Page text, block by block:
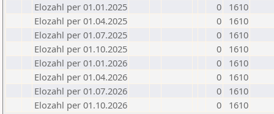
Elozahl per 01.01.2025
0
1610
Elozahl per 01.04.2025
0
1610
Elozahl per 01.07.2025
0
1610
Elozahl per 01.10.2025
0
1610
Elozahl per 01.01.2026
0
1610
Elozahl per 01.04.2026
0
1610
Elozahl per 01.07.2026
0
1610
Elozahl per 01.10.2026
0 1610